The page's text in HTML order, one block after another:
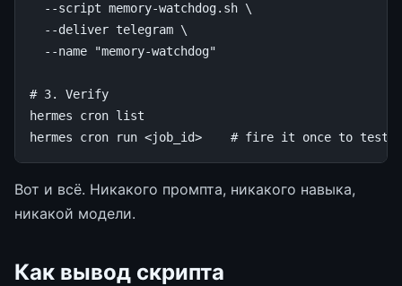
--script memory-watchdog.sh \
--deliver telegram \
--name
"memory-watchdog"
# 3. Verify
hermes
cron list
hermes
cron run <job_id> # fire it once to test
Вот и всё. Никакого промпта, никакого навыка,
никакой модели.
Как вывод скрипта